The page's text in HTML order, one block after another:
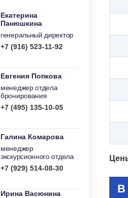
Екатерина
Панюшкина
генеральный директор
+7 (916) 523-11-92
Евгения Попкова
менеджер отдела
бронирования
+7 (495) 135-10-05
Галина Комарова
менеджер
экскурсионного отдела
+7 (929) 514-08-30
Ирина Васюнина
В